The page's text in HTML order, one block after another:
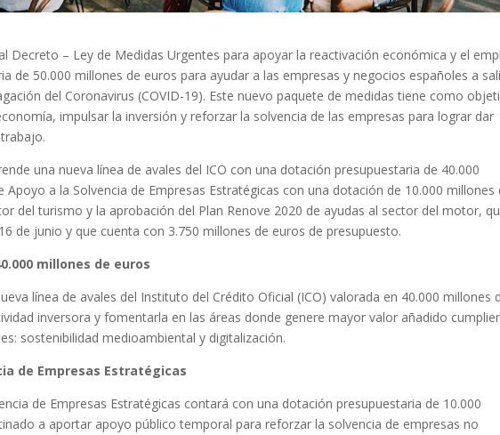
Decreto – Ley de Medidas Urgentes para apoyar la reactivación económica y el
de 50.000 millones de euros para ayudar a las empresas y negocios españoles a
del Coronavirus (COVID-19). Este nuevo paquete de medidas tiene como
impulsar la inversión y reforzar la solvencia de las empresas para lograr dar
una nueva línea de avales del ICO con una dotación presupuestaria de 40.000
a la Solvencia de Empresas Estratégicas con una dotación de 10.000 millones
del turismo y la aprobación del Plan Renove 2020 de ayudas al sector del motor,
de junio y que cuenta con 3.750 millones de euros de presupuesto.
millones de euros
línea de avales del Instituto del Crédito Oficial (ICO) valorada en 40.000 millones
inversora y fomentarla en las áreas donde genere mayor valor añadido
sostenibilidad medioambiental y digitalización.
de Empresas Estratégicas
de Empresas Estratégicas contará con una dotación presupuestaria de 10.000
a aportar apoyo público temporal para reforzar la solvencia de empresas no